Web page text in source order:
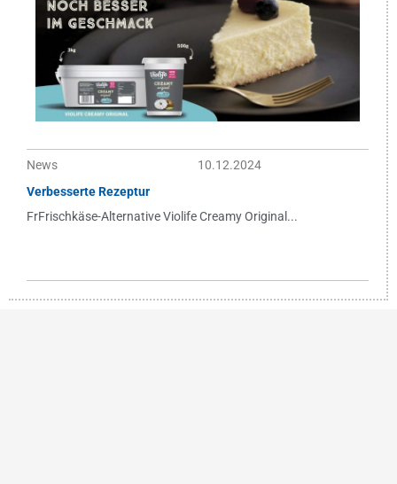
News
10.12.2024
Verbesserte Rezeptur
FrFrischkäse-Alternative Violife Creamy Original...